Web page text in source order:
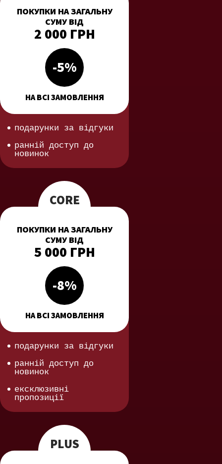
ПОКУПКИ НА ЗАГАЛЬНУ
СУМУ ВІД
2 000 ГРН
-5%
НА ВСІ ЗАМОВЛЕННЯ
подарунки за відгуки
ранній доступ до
новинок
CORE
ПОКУПКИ НА ЗАГАЛЬНУ
СУМУ ВІД
5 000 ГРН
-8%
НА ВСІ ЗАМОВЛЕННЯ
подарунки за відгуки
ранній доступ до
новинок
ексклюзивні
пропозиції
PLUS